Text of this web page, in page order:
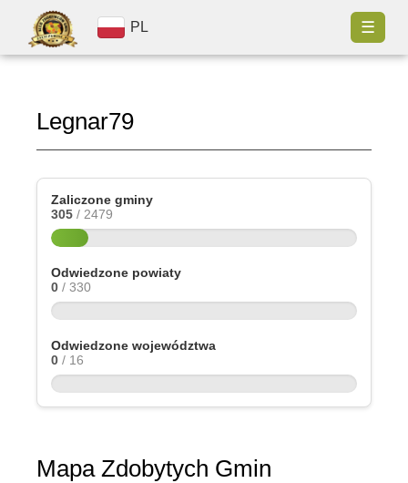
PL ☰
Legnar79
Zaliczone gminy
305 / 2479
Odwiedzone powiaty
0 / 330
Odwiedzone województwa
0 / 16
Mapa Zdobytych Gmin